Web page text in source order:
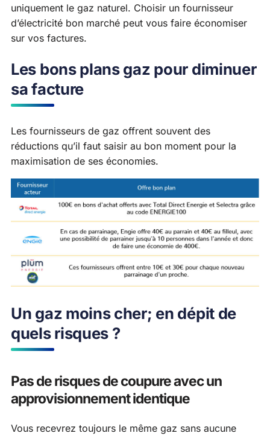
uniquement le gaz naturel. Choisir un fournisseur
d’électricité bon marché peut vous faire économiser
sur vos factures.
Les bons plans gaz pour diminuer
sa facture
Les fournisseurs de gaz offrent souvent des
réductions qu’il faut saisir au bon moment pour la
maximisation de ses économies.
Un gaz moins cher; en dépit de
quels risques ?
Pas de risques de coupure avec un
approvisionnement identique
Vous recevrez toujours le même gaz sans aucune